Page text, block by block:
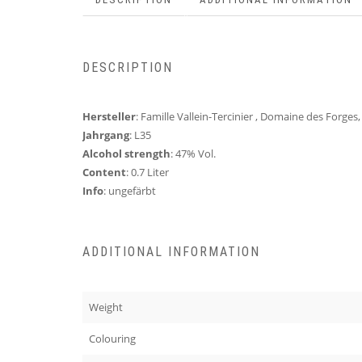
DESCRIPTION
Hersteller: Famille Vallein-Tercinier , Domaine des
Jahrgang: L35
Alcohol strength: 47% Vol.
Content: 0.7 Liter
Info: ungefärbt
ADDITIONAL INFORMATION
Weight
Colouring